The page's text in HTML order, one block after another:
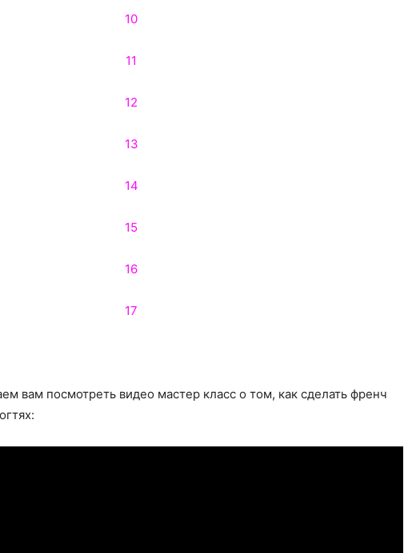
вам посмотреть видео мастер класс о том, как сделать френч